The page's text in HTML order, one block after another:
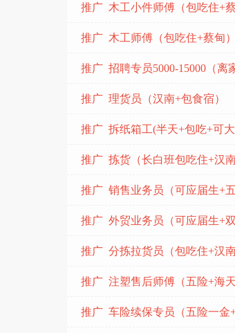
推广 木工小件师傅（包吃住+蔡
推广 木工师傅（包吃住+蔡甸）
推广 理货员（汉南+包食宿）
推广 拆纸箱工(半天+包吃+可
推广 拣货（长白班包吃住+汉南
推广 分拣拉货员（包吃住+汉南
推广 注塑售后师傅（五险+海天